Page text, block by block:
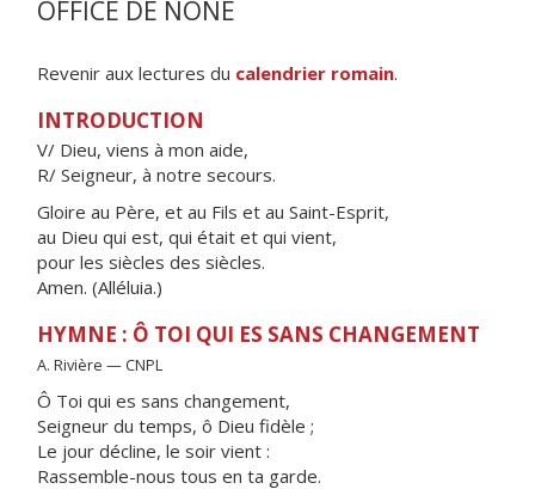
OFFICE DE NONE
Revenir aux lectures du calendrier romain.
INTRODUCTION
V/ Dieu, viens à mon aide,
R/ Seigneur, à notre secours.
Gloire au Père, et au Fils et au Saint-Esprit,
au Dieu qui est, qui était et qui vient,
pour les siècles des siècles.
Amen. (Alléluia.)
HYMNE : Ô TOI QUI ES SANS CHANGEMENT
A. Rivière — CNPL
Ô Toi qui es sans changement,
Seigneur du temps, ô Dieu fidèle ;
Le jour décline, le soir vient :
Rassemble-nous tous en ta garde.